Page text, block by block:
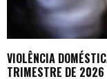
VIOLÊNCIA
TRIMESTRE DE 2026